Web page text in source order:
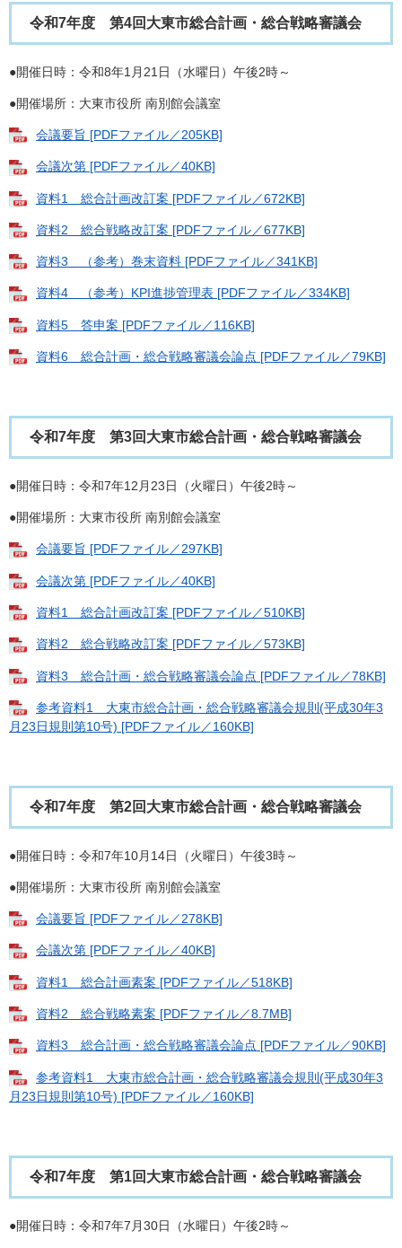
令和7年度 第4回大東市総合計画・総合戦略審議会
●開催日時：令和8年1月21日（水曜日）午後2時～
●開催場所：大東市役所 南別館会議室
会議要旨 [PDFファイル／205KB]
会議次第 [PDFファイル／40KB]
資料1 総合計画改訂案 [PDFファイル／672KB]
資料2 総合戦略改訂案 [PDFファイル／677KB]
資料3 （参考）巻末資料 [PDFファイル／341KB]
資料4 （参考）KPI進捗管理表 [PDFファイル／334KB]
資料5 答申案 [PDFファイル／116KB]
資料6 総合計画・総合戦略審議会論点 [PDFファイル／79KB]
令和7年度 第3回大東市総合計画・総合戦略審議会
●開催日時：令和7年12月23日（火曜日）午後2時～
●開催場所：大東市役所 南別館会議室
会議要旨 [PDFファイル／297KB]
会議次第 [PDFファイル／40KB]
資料1 総合計画改訂案 [PDFファイル／510KB]
資料2 総合戦略改訂案 [PDFファイル／573KB]
資料3 総合計画・総合戦略審議会論点 [PDFファイル／78KB]
参考資料1 大東市総合計画・総合戦略審議会規則(平成30年3
月23日規則第10号) [PDFファイル／160KB]
令和7年度 第2回大東市総合計画・総合戦略審議会
●開催日時：令和7年10月14日（火曜日）午後3時～
●開催場所：大東市役所 南別館会議室
会議要旨 [PDFファイル／278KB]
会議次第 [PDFファイル／40KB]
資料1 総合計画素案 [PDFファイル／518KB]
資料2 総合戦略素案 [PDFファイル／8.7MB]
資料3 総合計画・総合戦略審議会論点 [PDFファイル／90KB]
参考資料1 大東市総合計画・総合戦略審議会規則(平成30年3
月23日規則第10号) [PDFファイル／160KB]
令和7年度 第1回大東市総合計画・総合戦略審議会
●開催日時：令和7年7月30日（水曜日）午後2時～